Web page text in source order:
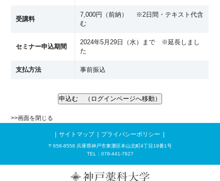
受講料
7,000円（前納） ※2日間・テキスト代含
む
セミナー申込期間
2024年5月29日（水）まで ※延長しまし
た
支払方法 事前振込
>>画面を閉じる
サイトマップ プライバシーポリシー
〒658-8558 兵庫県神戸市東灘区本山北町4丁目19番1号
TEL：078-441-7627